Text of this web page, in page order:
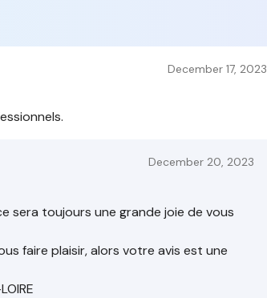
December 17, 2023
December 20, 2023
sera toujours une grande joie de vous
faire plaisir, alors votre avis est une